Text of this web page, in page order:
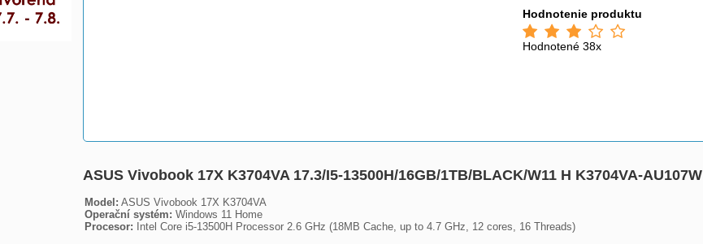
Hodnotenie produktu
Hodnotené 38x
ASUS Vivobook 17X K3704VA 17.3/I5-13500H/16GB/1TB/BLACK/W11 H K3704VA-AU107W
Model:
Operační systém:
Procesor: Intel Core i5-13500H Processor 2.6 GHz (18MB Cache, up to 4.7 GHz, 12 cores, 16 Threads)